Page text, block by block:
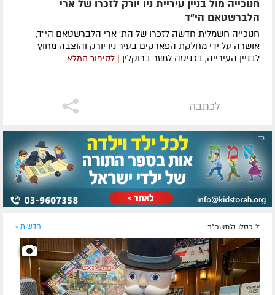
חנוכייה מול בניין עיריית ניו יורק לזכרו של ארי
הלברשטאם הי"ד
חנוכייה חשמלית חדשה לזכרו של הת' ארי הלברשטאם הי"ד,
אושרה על ידי מחלקת הפארקים בעיר ניו יורק והוצבה מחוץ
לבניין העירייה, בכניסה לגשר ברוקלין | לסיפור המלא
לכתבה
ז' כסלו ה׳תשפ״ב חדשות »